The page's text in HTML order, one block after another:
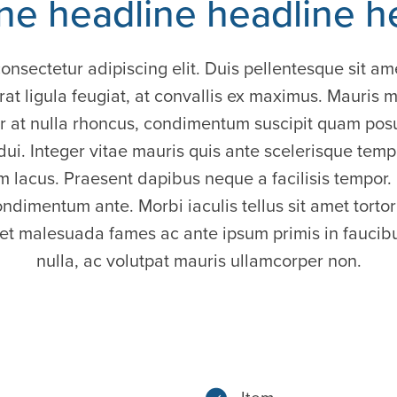
headline headline
adipiscing elit. Duis pellentesque sit
ligula feugiat, at convallis ex maximus. Mauris
nulla rhoncus, condimentum suscipit quam
Integer vitae mauris quis ante scelerisque
lacus. Praesent dapibus neque a facilisis
ante. Morbi iaculis tellus sit amet
malesuada fames ac ante ipsum primis in
nulla, ac volutpat mauris ullamcorper non.